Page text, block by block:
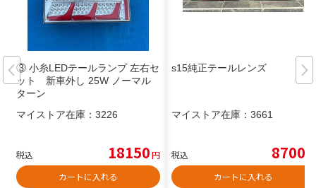
③ 小糸LEDテールランプ 左右セ
ット 新車外し 25W ノーマル
ターン
マイストア在庫： 3226
税込 18150円
カートに入れる
s15純正テールレンズ
マイストア在庫： 3661
税込 8700
カートに入れる